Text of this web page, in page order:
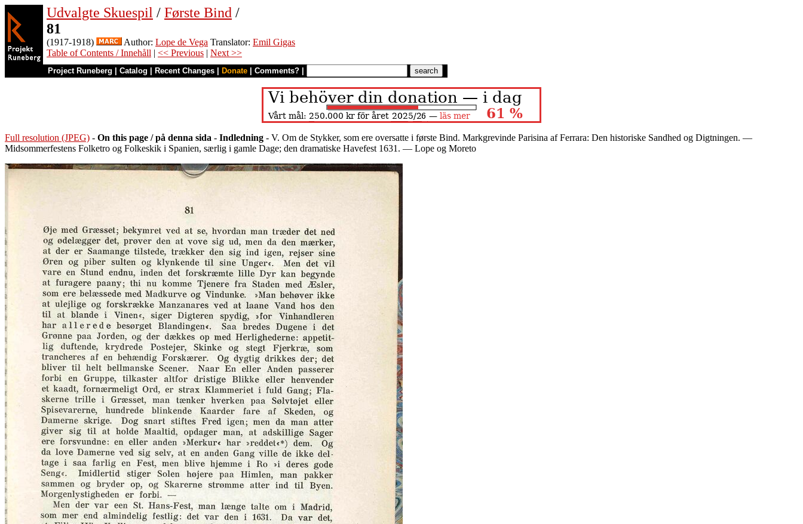
Udvalgte Skuespil / Første Bind /
81
(1917-1918) Author: Lope de Vega Translator: Emil Gigas
Table of Contents / Innehåll | << Previous | Next >>
Project Runeberg Catalog Recent Changes Donate Comments?
Full resolution (JPEG) - On this page / på denna sida - Indledning - V. Om de Stykker, som ere oversatte i første Bind. Markgrevinde Parisina af Ferrara: Den historiske Sandhed og Digtningen. —
Midsommerfestens Folketro og Folkeskik i Spanien, særlig i gamle Dage; den dramatiske Havefest 1631. — Lope og Moreto